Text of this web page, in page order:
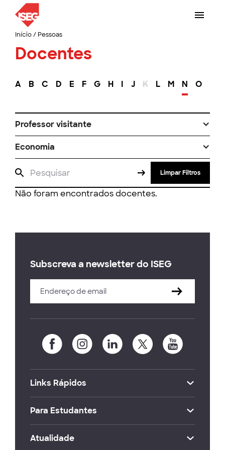
Início/ Pessoas
Docentes
A B C D E F G H I J K L M N O
Professor visitante
Economia
Limpar Filtros
Não foram encontrados docentes.
Subscreva a newsletter do ISEG
Links Rápidos
Para Estudantes
Atualidade